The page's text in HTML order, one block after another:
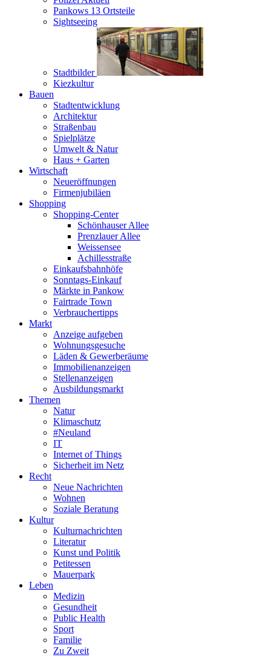
Pankows 13 Ortsteile
Sightseeing
Stadtbilder
Kiezkultur
Bauen
Stadtentwicklung
Architektur
Straßenbau
Spielplätze
Umwelt & Natur
Haus + Garten
Wirtschaft
Neueröffnungen
Firmenjubiläen
Shopping
Shopping-Center
Schönhauser Allee
Prenzlauer Allee
Weissensee
Achillesstraße
Einkaufsbahnhöfe
Sonntags-Einkauf
Märkte in Pankow
Fairtrade Town
Verbrauchertipps
Markt
Anzeige aufgeben
Wohnungsgesuche
Läden & Gewerberäume
Immobilienanzeigen
Stellenanzeigen
Ausbildungsmarkt
Themen
Natur
Klimaschutz
#Neuland
IT
Internet of Things
Sicherheit im Netz
Recht
Neue Nachrichten
Wohnen
Soziale Beratung
Kultur
Kulturnachrichten
Literatur
Kunst und Politik
Petitessen
Mauerpark
Leben
Medizin
Gesundheit
Public Health
Sport
Familie
Zu Zweit